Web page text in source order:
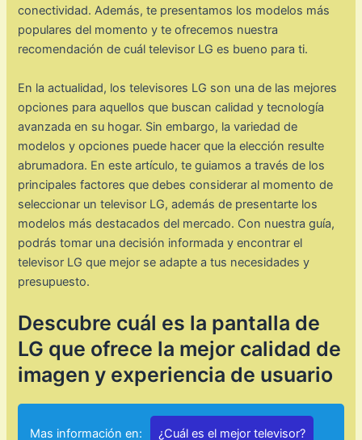
conectividad. Además, te presentamos los modelos más
populares del momento y te ofrecemos nuestra
recomendación de cuál televisor LG es bueno para ti.
En la actualidad, los televisores LG son una de las mejores
opciones para aquellos que buscan calidad y tecnología
avanzada en su hogar. Sin embargo, la variedad de
modelos y opciones puede hacer que la elección resulte
abrumadora. En este artículo, te guiamos a través de los
principales factores que debes considerar al momento de
seleccionar un televisor LG, además de presentarte los
modelos más destacados del mercado. Con nuestra guía,
podrás tomar una decisión informada y encontrar el
televisor LG que mejor se adapte a tus necesidades y
presupuesto.
Descubre cuál es la pantalla de
LG que ofrece la mejor calidad de
imagen y experiencia de usuario
Mas información en: ¿Cuál es el mejor televisor?